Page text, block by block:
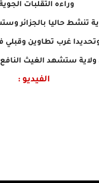
وراءه التقلبات
تنشط حاليا بالجزائر
وتحديدا غرب تطاوين وقبلي
ولاية ستشهد الغيث
الفيديو :